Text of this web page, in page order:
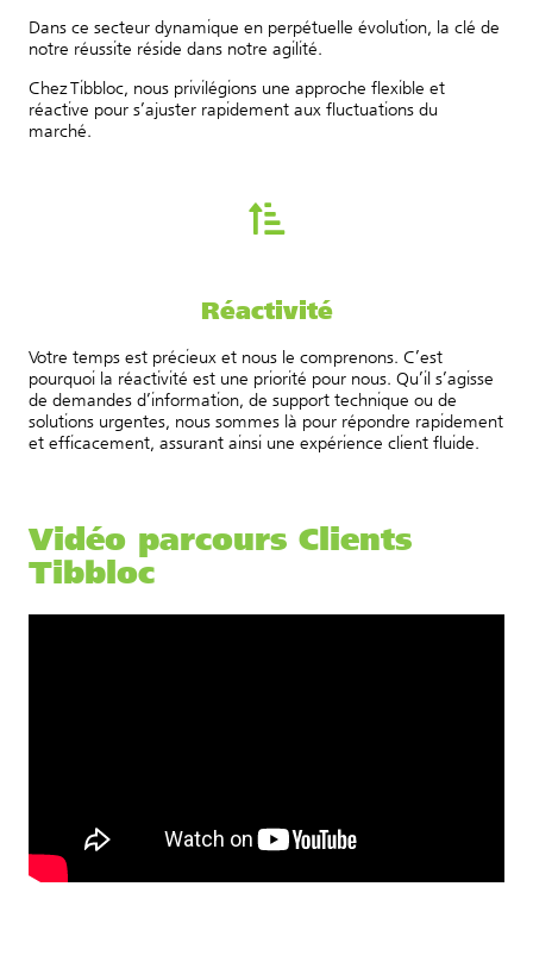
Dans ce secteur dynamique en perpétuelle évolution, la clé de
notre réussite réside dans notre agilité.
Chez Tibbloc, nous privilégions une approche flexible et
réactive pour s’ajuster rapidement aux fluctuations du
marché.
Réactivité
Votre temps est précieux et nous le comprenons. C’est
pourquoi la réactivité est une priorité pour nous. Qu’il s’agisse
de demandes d’information, de support technique ou de
solutions urgentes, nous sommes là pour répondre rapidement
et efficacement, assurant ainsi une expérience client fluide.
Vidéo parcours Clients
Tibbloc